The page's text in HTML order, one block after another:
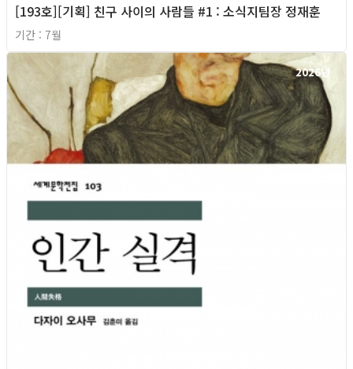
[193호][기획] 친구 사이의 사람들 #1 : 소식지팀장 정재훈
기간 : 7월
2026년